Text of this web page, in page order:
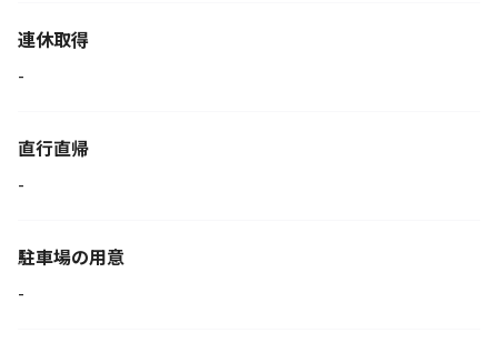
連休取得
-
直行直帰
-
駐車場の用意
-